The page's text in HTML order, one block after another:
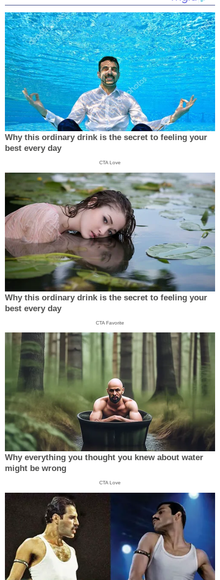
Why this ordinary drink is the secret to feeling your
best every day
CTA Love
Why this ordinary drink is the secret to feeling your
best every day
CTA Favorite
Why everything you thought you knew about water
might be wrong
CTA Love